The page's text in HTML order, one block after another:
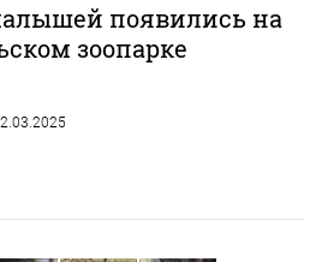
появились на
зоопарке